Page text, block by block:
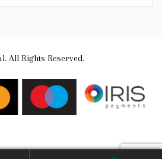
All Rights Reserved.